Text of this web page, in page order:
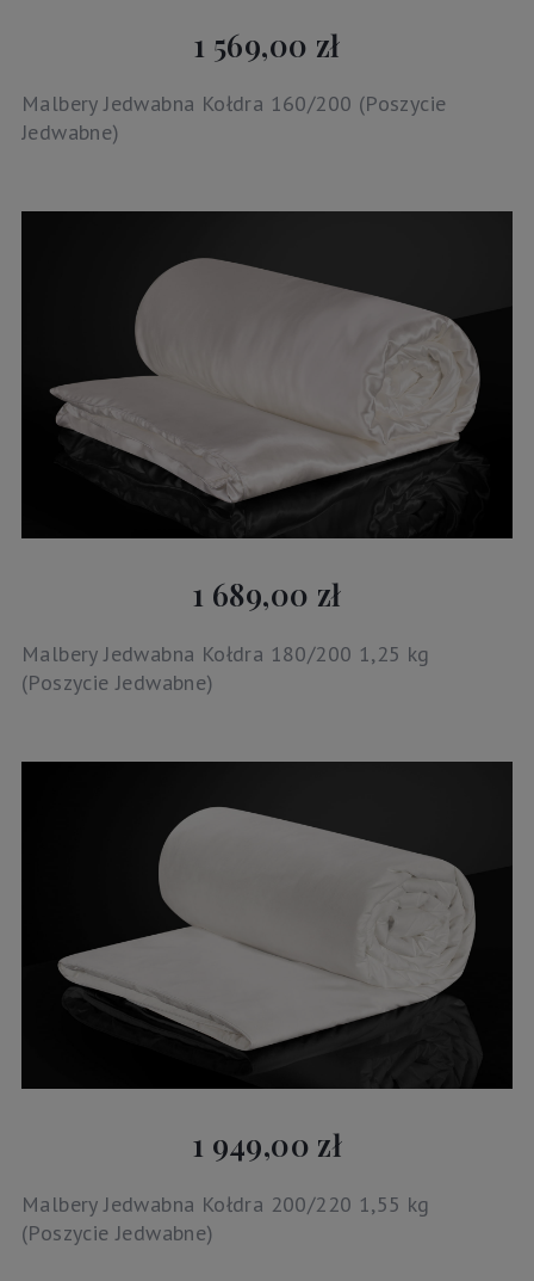
1 569,00 zł
Malbery Jedwabna Kołdra 160/200 (Poszycie
Jedwabne)
1 689,00 zł
Malbery Jedwabna Kołdra 180/200 1,25 kg
(Poszycie Jedwabne)
1 949,00 zł
Malbery Jedwabna Kołdra 200/220 1,55 kg
(Poszycie Jedwabne)